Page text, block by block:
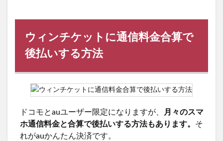
ウィンチケットに通信料金合算で
後払いする方法
ドコモとauユーザー限定になりますが、
月々のスマ
ホ通信料金と合算で後払いする方法もあります。 そ
れがauかんたん決済です。